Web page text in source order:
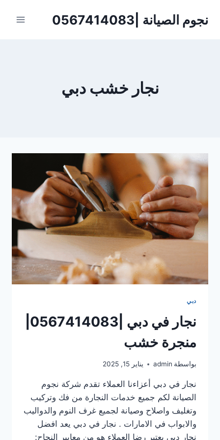
نجوم الصيانة |0567414083
نجار خشب دبي
دبي
منجرة خشب
بواسطة admin يناير 15, 2025
نجار في دبي أعزاءنا العملاء تقدم شركة نجوم
الصيانة لكم جميع خدمات النجارة من فك وتركيب
وتغليف واصلاح وصيانة لجميع غرف النوم والدواليب
والابواب في الامارات . نجار في دبي يعد افضل
نجار دبي يعتبر رضا العملاء هو من معايير النجاح: